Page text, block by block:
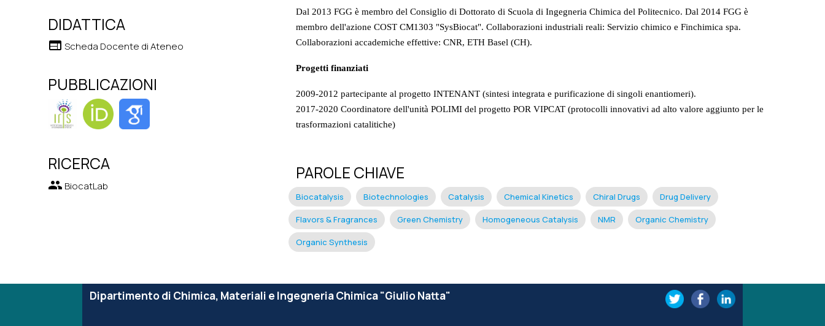
DIDATTICA
web Scheda Docente di Ateneo
PUBBLICAZIONI
RICERCA
group BiocatLab
Dal 2013 FGG è membro del Consiglio di Dottorato di Scuola di Ingegneria Chimica del Politecnico. Dal 2014 FGG è
membro dell'azione COST CM1303 "SysBiocat". Collaborazioni industriali reali: Servizio chimico e Finchimica spa.
Collaborazioni accademiche effettive: CNR, ETH Basel (CH).
Progetti finanziati
2009-2012 partecipante al progetto INTENANT (sintesi integrata e purificazione di singoli enantiomeri).
2017-2020 Coordinatore dell'unità POLIMI del progetto POR VIPCAT (protocolli innovativi ad alto valore aggiunto per le
trasformazioni catalitiche)
PAROLE CHIAVE
Biocatalysis Biotechnologies Catalysis Chemical Kinetics Chiral Drugs Drug Delivery
Flavors & Fragrances Green Chemistry Homogeneous Catalysis NMR Organic Chemistry
Organic Synthesis
Dipartimento di Chimica, Materiali e Ingegneria Chimica "Giulio Natta"